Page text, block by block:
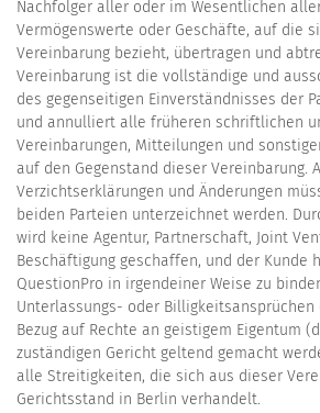
Nachfolger aller oder im Wesentlichen
Vermögenswerte oder Geschäfte, auf die
Vereinbarung bezieht, übertragen und
Vereinbarung ist die vollständige und
des gegenseitigen Einverständnisses der
und annulliert alle früheren schriftlichen
Vereinbarungen, Mitteilungen und
auf den Gegenstand dieser Vereinbarung.
Verzichtserklärungen und Änderungen
beiden Parteien unterzeichnet werden.
wird keine Agentur, Partnerschaft, Joint
Beschäftigung geschaffen, und der Kunde
QuestionPro in irgendeiner Weise zu
Unterlassungs- oder Billigkeitsansprüchen
Bezug auf Rechte an geistigem Eigentum
zuständigen Gericht geltend gemacht
alle Streitigkeiten, die sich aus dieser
Gerichtsstand in Berlin verhandelt.